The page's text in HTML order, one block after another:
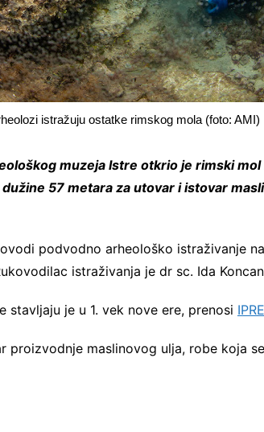
istražuju ostatke rimskog mola (foto: AMI)
muzeja Istre otkrio je rimski mol
57 metara za utovar i istovar
podvodno arheološko istraživanje
istraživanja je dr sc. Ida
stavljaju je u 1. vek nove ere, prenosi
proizvodnje maslinovog ulja, robe koja